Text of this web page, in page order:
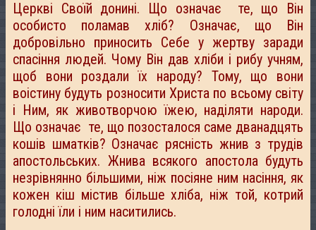
Церкві Своїй донині. Що означає те, що Він
особисто поламав хліб? Означає, що Він
добровільно приносить Себе у жертву заради
спасіння людей. Чому Він дав хліби і рибу учням,
щоб вони роздали їх народу? Тому, що вони
воістину будуть розносити Христа по всьому світу
і Ним, як животворчою їжею, наділяти народи.
Що означає те, що позосталося саме дванадцять
кошів шматків? Означає рясність жнив з трудів
апостольських. Жнива всякого апостола будуть
незрівнянно більшими, ніж посіяне ним насіння, як
кожен кіш містив більше хліба, ніж той, котрий
голодні їли і ним наситились.